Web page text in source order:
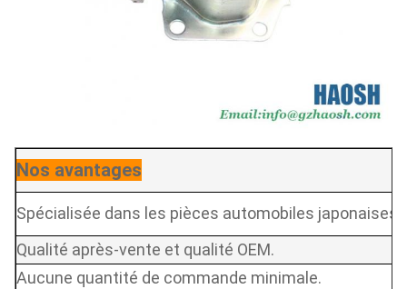
Nos avantages
Spécialisée dans les pièces automobiles japonaises.
Qualité après-vente et qualité OEM.
Aucune quantité de commande minimale.